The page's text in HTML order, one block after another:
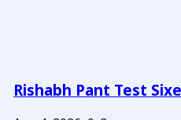
Rishabh Pant Test